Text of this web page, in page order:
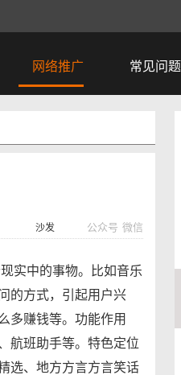
网络推广 常见问题
公众号 微信
沙发
实中的事物。比如音乐
的方式，引起用户兴
多赚钱等。功能作用
航班助手等。特色定位
选、地方方言方言笑话